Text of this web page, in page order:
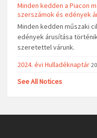
Minden kedden a Piacon
szerszámok és edények
Minden kedden műszaki
edények árusítása
szeretettel várunk.
2024. évi Hulladéknaptár
See All Notices